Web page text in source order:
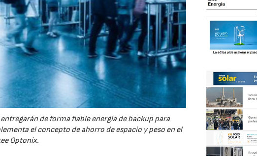
de forma fiable energía de backup para
el concepto de ahorro de espacio y peso en el
Optonix.